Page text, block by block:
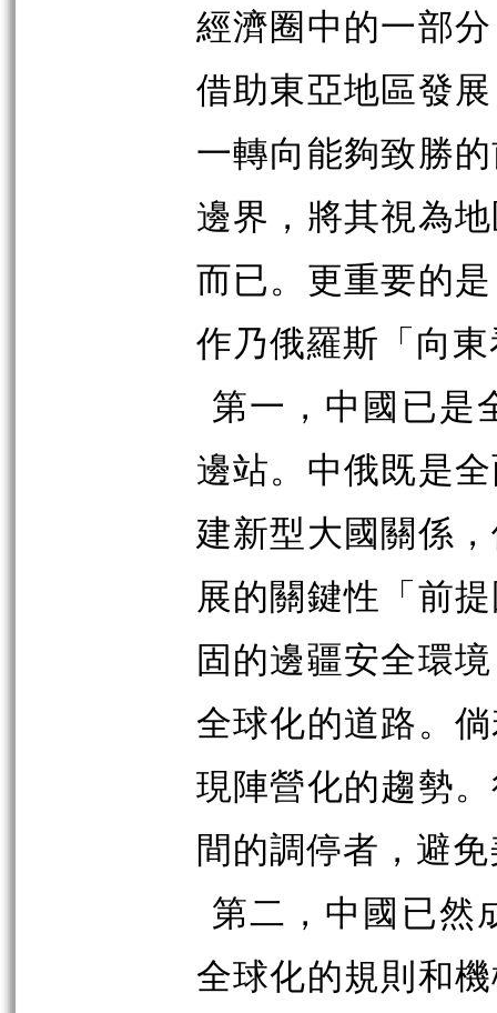
經濟圈中的一部
借助東亞地區發
一轉向能夠致勝
邊界，將其視為
而已。更重要的
作乃俄羅斯「向
第一，中國已是
邊站。中俄既是
建新型大國關係
展的關鍵性「前
固的邊疆安全環
全球化的道路。
現陣營化的趨勢
間的調停者，避
第二，中國已然
全球化的規則和